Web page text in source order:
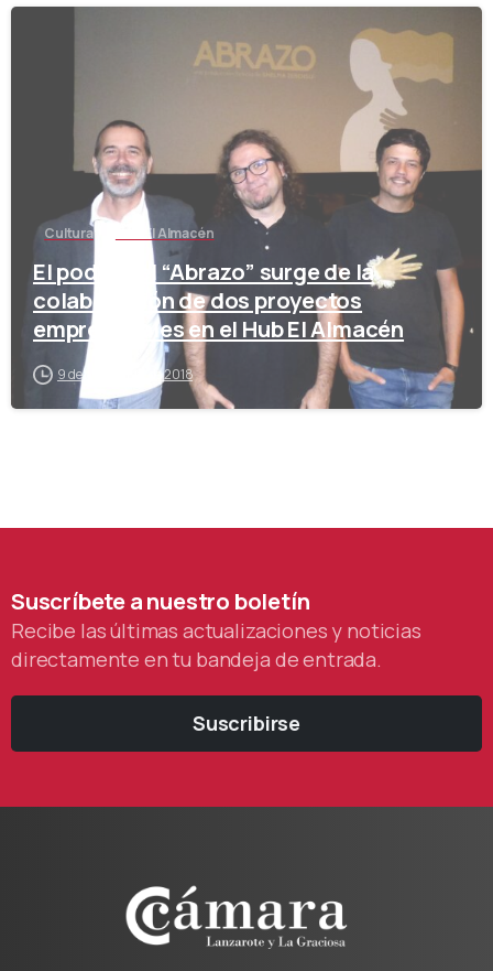
Cultura Hub El Almacén
El poder del “Abrazo” surge de la
colaboración de dos proyectos
empresariales en el Hub El Almacén
9 de noviembre de 2018
Suscríbeteanuestro boletín
Recibe las últimas actualizaciones y noticias
directamente en tu bandeja de entrada.
Suscribirse